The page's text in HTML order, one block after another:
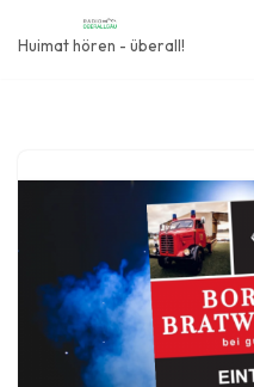
Huimat hören - überall!